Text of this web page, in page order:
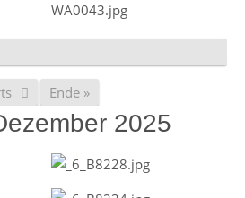
Ende »
2025